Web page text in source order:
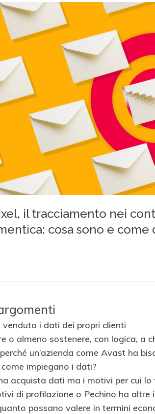
venduto i dati dei propri clienti
o almeno sostenere, con logica, a
un’azienda come Avast ha
impiegano i dati?
acquista dati ma i motivi per cui lo
di profilazione o Pechino ha altre
possano valere in termini